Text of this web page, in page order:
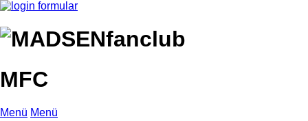
MFC
Menü Menü